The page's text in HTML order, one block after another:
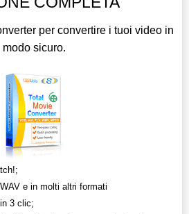
per convertire i tuoi video in
modo sicuro.
e in molti altri formati
3 clic;